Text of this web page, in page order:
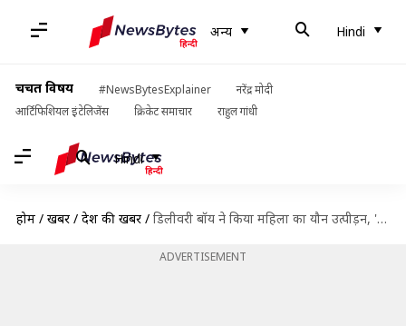
अन्य Hindi
चर्चित विषय #NewsBytesExplainer
नरेंद्र मोदी
आर्टिफिशियल इंटेलिजेंस
क्रिकेट समाचार राहुल गांधी
Hindi
होम / खबरें / देश की खबरें / डिलीवरी बॉय ने किया महिला का यौन उत्पीड़न, 'स्विगी' ने माफी में भेजे 200 रुपये
ADVERTISEMENT